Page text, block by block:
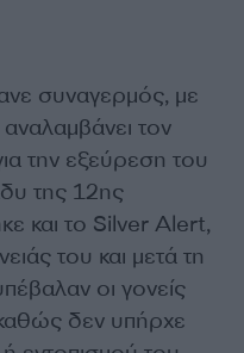
συναγερμός, με
τον
την εξεύρεση του
της 12ης
και το Silver Alert,
του και μετά τη
οι γονείς
δεν υπήρχε